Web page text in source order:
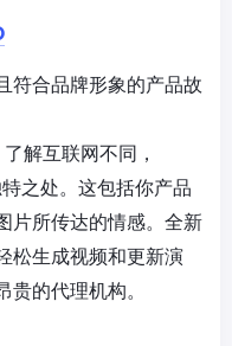
符合品牌形象的产品故
解互联网不同，
之处。这包括你产品
片所传达的情感。全新
松生成视频和更新演
的代理机构。